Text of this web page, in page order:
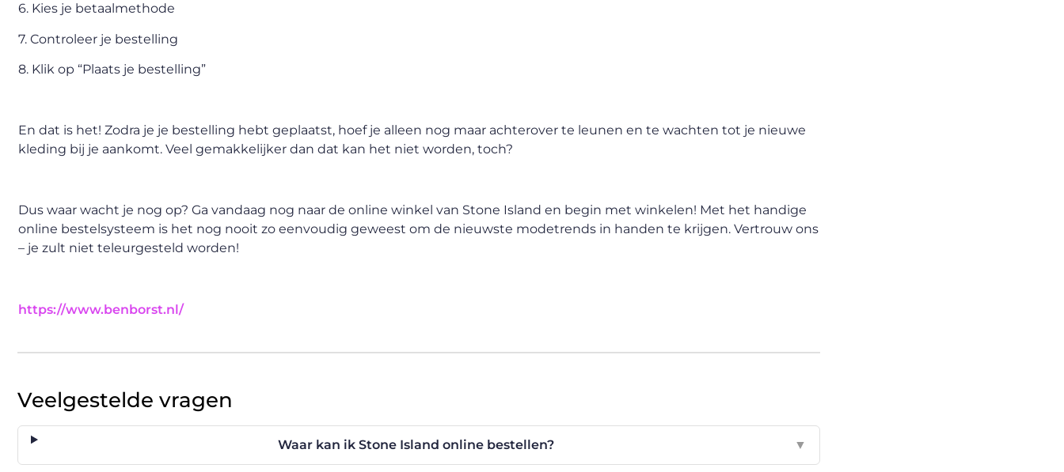
6. Kies je betaalmethode
7. Controleer je bestelling
8. Klik op “Plaats je bestelling”
En dat is het! Zodra je je bestelling hebt geplaatst, hoef je alleen nog maar achterover te leunen en te wachten tot je nieuwe
kleding bij je aankomt. Veel gemakkelijker dan dat kan het niet worden, toch?
Dus waar wacht je nog op? Ga vandaag nog naar de online winkel van Stone Island en begin met winkelen! Met het handige
online bestelsysteem is het nog nooit zo eenvoudig geweest om de nieuwste modetrends in handen te krijgen. Vertrouw ons
– je zult niet teleurgesteld worden!
https://www.benborst.nl/
Veelgestelde vragen
Waar kan ik Stone Island online bestellen? ▼